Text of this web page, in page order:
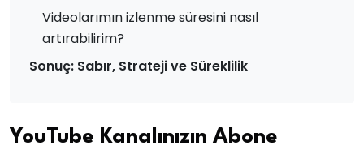
Videolarımın izlenme süresini nasıl
artırabilirim?
Sonuç: Sabır, Strateji ve Süreklilik
YouTube Kanalınızın Abone